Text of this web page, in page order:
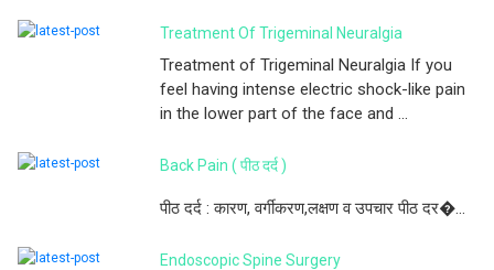
Treatment Of Trigeminal Neuralgia
Treatment of Trigeminal Neuralgia If you
feel having intense electric shock-like pain
in the lower part of the face and ...
Back Pain ( पीठ दर्द )
पीठ दर्द : कारण, वर्गीकरण,लक्षण व उपचार पीठ दर�...
Endoscopic Spine Surgery